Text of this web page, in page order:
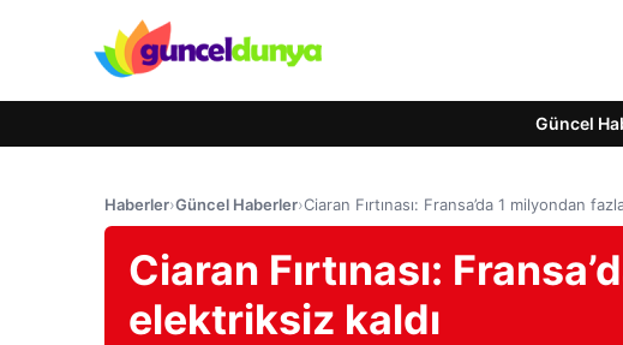
Güncel
Haberler›Güncel Haberler›Ciaran Fırtınası: Fransa’da 1 milyondan
Ciaran Fırtınası:
elektriksiz kaldı